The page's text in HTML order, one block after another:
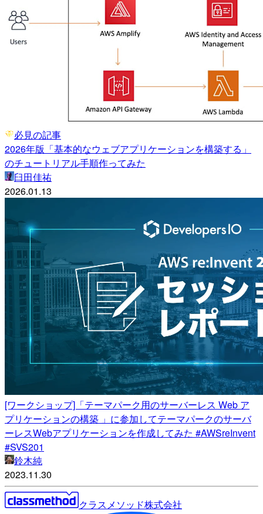
必見の記事
2026年版「基本的なウェブアプリケーションを構築する」
のチュートリアル手順作ってみた
臼田佳祐
2026.01.13
[ワークショップ]「テーマパーク用のサーバーレス Web ア
プリケーションの構築 」に参加してテーマパークのサーバ
ーレスWebアプリケーションを作成してみた #AWSreInvent
#SVS201
鈴木純
2023.11.30
クラスメソッド株式会社